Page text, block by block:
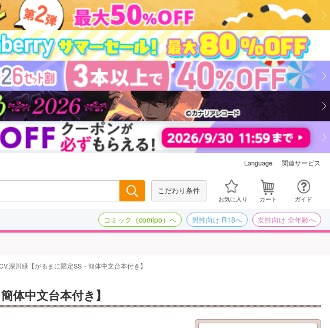
Language 関連サービス
こだわり条件
お気に入り カート ガイド
コミック（comipo）へ 男性向け R18へ 女性向け 全年齢へ
深川緑【がるまに限定SS・簡体中文台本付き】
体中文台本付き】